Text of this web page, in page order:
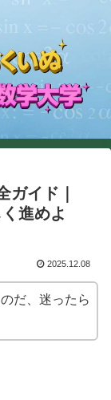
ガイド｜
進めよ
2025.12.08
だ、迷ったら